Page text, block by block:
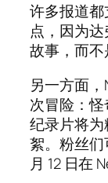
许多报道
点，因为
故事，而不
另一方面
次冒险：
纪录片将
絮。粉丝们
月 12 日在